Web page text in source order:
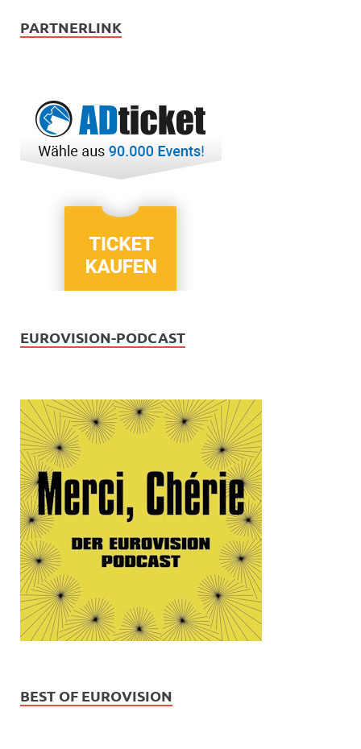
PARTNERLINK
EUROVISION-PODCAST
BEST OF EUROVISION